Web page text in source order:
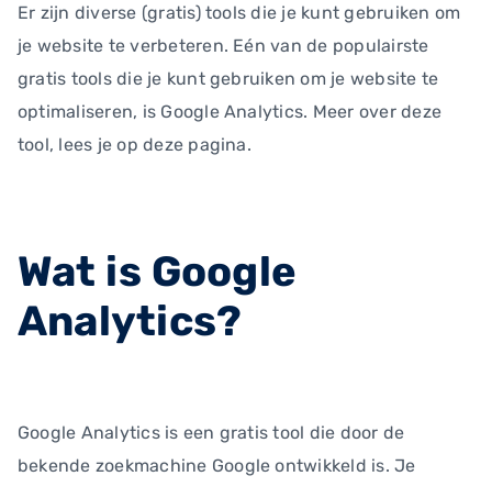
Er zijn diverse (gratis) tools die je kunt gebruiken om
je website te verbeteren. Eén van de populairste
gratis tools die je kunt gebruiken om je website te
optimaliseren, is Google Analytics. Meer over deze
tool, lees je op deze pagina.
Wat is Google
Analytics?
Google Analytics is een gratis tool die door de
bekende zoekmachine Google ontwikkeld is. Je